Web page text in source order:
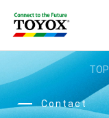
TOP
Contact